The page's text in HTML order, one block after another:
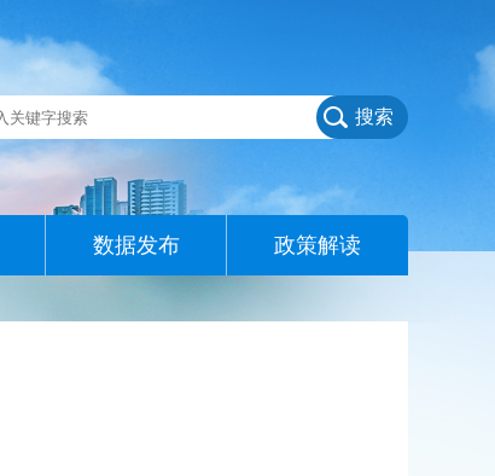
搜索
数据发布 政策解读